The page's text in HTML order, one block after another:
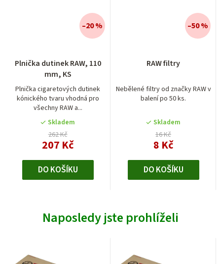
Plnička dutinek RAW, 110
mm, KS
Plnička cigaretových dutinek
kónického tvaru vhodná pro
všechny RAW a...
Skladem
262 Kč
207 Kč
–20 %
DO KOŠÍKU
RAW filtry
Nebělené filtry od značky RAW v
balení po 50 ks.
Skladem
16 Kč
8 Kč
–50 %
DO KOŠÍKU
Naposledy jste prohlíželi